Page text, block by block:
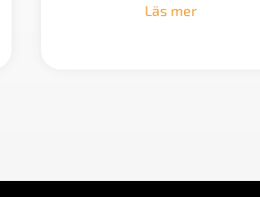
Läs mer